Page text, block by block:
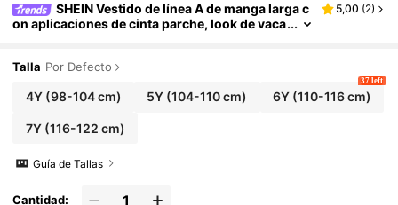
SHEIN Vestido de línea A de manga larga c
on aplicaciones de cinta parche, look de vaca
5,00 (2)
Talla Por Defecto
4Y(98-104 cm) 5Y (104-110 cm) 6Y(110-116 cm)
37 left
7Y(116-122 cm)
Guía de Tallas
Cantidad: